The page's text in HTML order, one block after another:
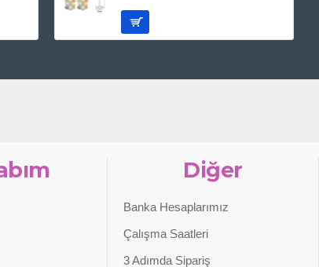
Gökkuşağı Yunus Folyo Balon
49,00₺